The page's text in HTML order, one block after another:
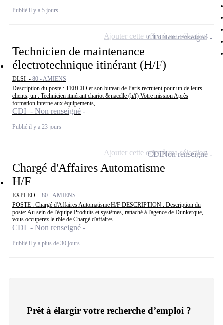
Publié il y a 5 jours
Technicien de maintenance
électrotechnique itinérant (H/F)
DLSI - 80 - AMIENS
Description du poste : TERCIO et son bureau de Paris recrutent pour un de leurs
clients, un : Technicien itinérant chariot & nacelle (h/f) Votre mission Après
formation interne aux équipements,...
CDI - Non renseigné
Publié il y a 23 jours
CDINon renseigné
Ajouter cette offre à ma sélection
Chargé d'Affaires Automatisme
H/F
EXPLEO - 80 - AMIENS
POSTE : Chargé d'Affaires Automatisme H/F DESCRIPTION : Description du
poste: Au sein de l'équipe Produits et systèmes, rattaché à l'agence de Dunkerque,
vous occuperez le rôle de Chargé d'affaires...
CDI - Non renseigné
Publié il y a plus de 30 jours
CDINon renseigné
Ajouter cette offre à ma sélection
Prêt à élargir votre recherche d’emploi ?